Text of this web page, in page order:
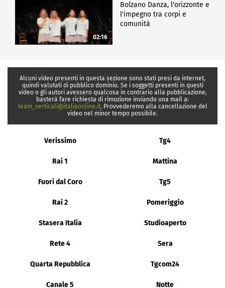
02:16
Bolzano Danza, l'orizzonte e
l'impegno tra corpi e
comunità
Alcuni video presenti in questa sezione sono stati presi da internet,
quindi valutati di pubblico dominio. Se i soggetti presenti in questi
video o gli autori avessero qualcosa in contrario alla pubblicazione,
basterà fare richiesta di rimozione inviando una mail a:
team_verticali@italiaonline.it. Provvederemo alla cancellazione del
video nel minor tempo possibile.
Verissimo Tg4
Rai 1 Mattina
Fuori dal Coro Tg5
Rai 2 Pomeriggio
Stasera Italia Studioaperto
Rete 4 Sera
Quarta Repubblica Tgcom24
Canale 5 Notte